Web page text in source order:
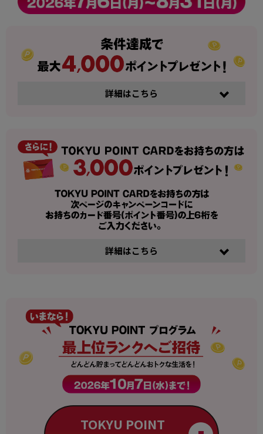
詳細はこちら
詳細はこちら
TOKYU POINT